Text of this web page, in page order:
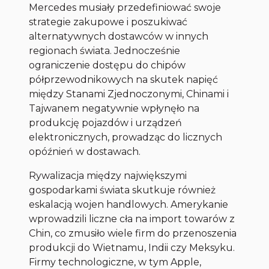
Mercedes musiały przedefiniować swoje
strategie zakupowe i poszukiwać
alternatywnych dostawców w innych
regionach świata. Jednocześnie
ograniczenie dostępu do chipów
półprzewodnikowych na skutek napięć
między Stanami Zjednoczonymi, Chinami i
Tajwanem negatywnie wpłynęło na
produkcję pojazdów i urządzeń
elektronicznych, prowadząc do licznych
opóźnień w dostawach.
Rywalizacja między największymi
gospodarkami świata skutkuje również
eskalacją wojen handlowych. Amerykanie
wprowadzili liczne cła na import towarów z
Chin, co zmusiło wiele firm do przenoszenia
produkcji do Wietnamu, Indii czy Meksyku.
Firmy technologiczne, w tym Apple,